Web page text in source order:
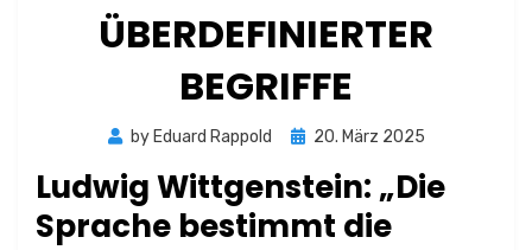
ÜBERDEFINIERTER
BEGRIFFE
byEduard Rappold
Posted
20. März 2025
Ludwig Wittgenstein: „Die
Sprache bestimmt die